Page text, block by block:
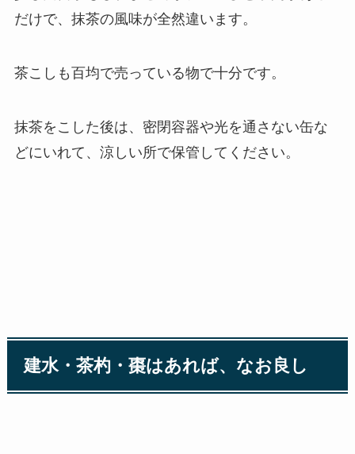
だけで、抹茶の風味が全然違います。
茶こしも百均で売っている物で十分です。
抹茶をこした後は、密閉容器や光を通さない缶な
どにいれて、涼しい所で保管してください。
建水・茶杓・棗はあれば、なお良し